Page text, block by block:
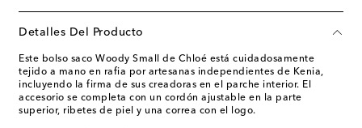
Detalles Del Producto
Este bolso saco Woody Small de Chloé está cuidadosamente
tejido a mano en rafia por artesanas independientes de Kenia,
incluyendo la firma de sus creadoras en el parche interior. El
accesorio se completa con un cordón ajustable en la parte
superior, ribetes de piel y una correa con el logo.